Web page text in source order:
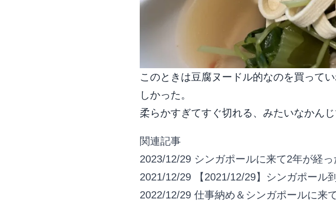
このときは豆腐ヌードル的なのを買って
しかった。
柔らかすぎてすぐ切れる、みたいなかん
関連記事
2023/12/29 シンガポールに来て2年が経
2021/12/29
【2021/12/29】シンガポール
2022/12/29 仕事納め＆シンガポールに来